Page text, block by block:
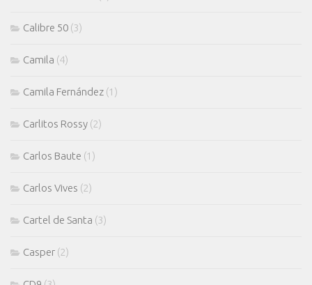
Calibre 50 (3)
Camila (4)
Camila Fernández (1)
Carlitos Rossy (2)
Carlos Baute (1)
Carlos Vives (2)
Cartel de Santa (3)
Casper (2)